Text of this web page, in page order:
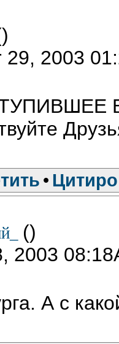
2003
•
()
2003
А с